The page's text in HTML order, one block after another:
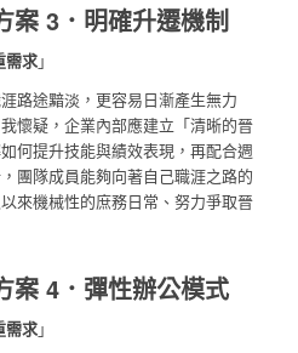
案 3．明確升遷機制
需求」
路途黯淡，更容易日漸產生無力
懷疑，企業內部應建立「清晰的晉
何提升技能與績效表現，再配合週
團隊成員能夠向著自己職涯之路的
來機械性的庶務日常、努力爭取晉
案 4．彈性辦公模式
需求」